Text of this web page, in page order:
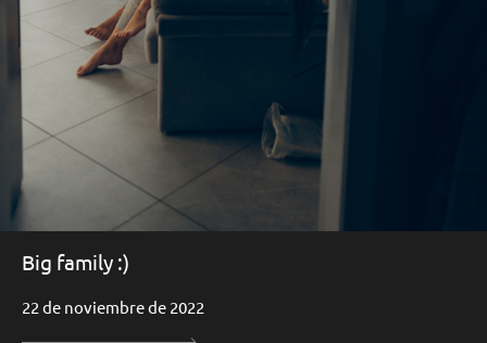
Big family :)
22 de noviembre de 2022